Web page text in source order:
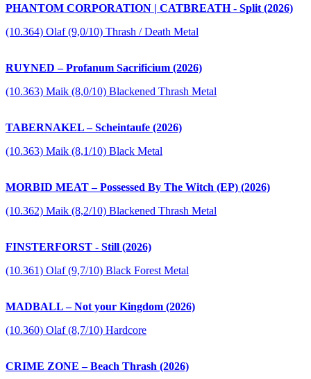
PHANTOM CORPORATION | CATBREATH - Split (2026)
(10.364) Olaf (9,0/10) Thrash / Death Metal
RUYNED – Profanum Sacrificium (2026)
(10.363) Maik (8,0/10) Blackened Thrash Metal
TABERNAKEL – Scheintaufe (2026)
(10.363) Maik (8,1/10) Black Metal
MORBID MEAT – Possessed By The Witch (EP) (2026)
(10.362) Maik (8,2/10) Blackened Thrash Metal
FINSTERFORST - Still (2026)
(10.361) Olaf (9,7/10) Black Forest Metal
MADBALL – Not your Kingdom (2026)
(10.360) Olaf (8,7/10) Hardcore
CRIME ZONE – Beach Thrash (2026)